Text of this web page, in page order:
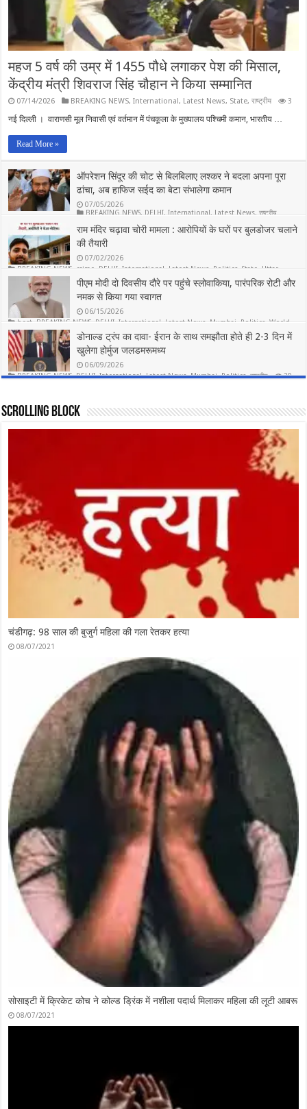
महज 5 वर्ष की उम्र में 1455 पौधे लगाकर पेश की मिसाल,
केंद्रीय मंत्री शिवराज सिंह चौहान ने किया सम्मानित
07/14/2026 BREAKING NEWS,International, Latest News, State,राष्ट्रीय 3
नई दिल्ली । वाराणसी मूल निवासी एवं वर्तमान में पंचकूला के मुख्यालय पश्चिमी कमान, भारतीय …
Read More »
ऑपरेशन सिंदूर की चोट से बिलबिलाए लश्कर ने बदला अपना पूरा
ढांचा, अब हाफिज सईद का बेटा संभालेगा कमान
07/05/2026
BREAKING NEWS, DELHI,International, Latest News,राष्ट्रीय
6
राम मंदिर चढ़ावा चोरी मामला : आरोपियों के घरों पर बुलडोजर चलाने
की तैयारी
07/02/2026
BREAKING NEWS
crime DELHI ,International Latest News Politics ,State
Uttar
Pradesh,राष्ट्रीय
पीएम मोदी दो दिवसीय दौरे पर पहुंचे स्लोवाकिया, पारंपरिक रोटी और
नमक से किया गया स्वागत
06/15/2026
best BREAKING NEWS DELHI ,International Latest News Mumbai Politics ,World
राष्ट्रीय
12
डोनाल्ड ट्रंप का दावा- ईरान के साथ समझौता होते ही 2-3 दिन में
खुलेगा होर्मुज जलडमरूमध्य
06/09/2026
BREAKING NEWS,DELHI,International,Latest News,Mumbai,Politics,राष्ट्रीय 20
Scrolling Block
घर से झगड़कर निकली लड़की के साथ चार ऑटोरिक्शा ड्राइवर समेत छह लोगों ने किया
गैंगरेप
08/02/2021
फेसबुक पर लड़की बन दोस्ती करता, फिर अश्लील वीडियो कॉल में फंसाकर ब्लैकमेल
07/16/2021